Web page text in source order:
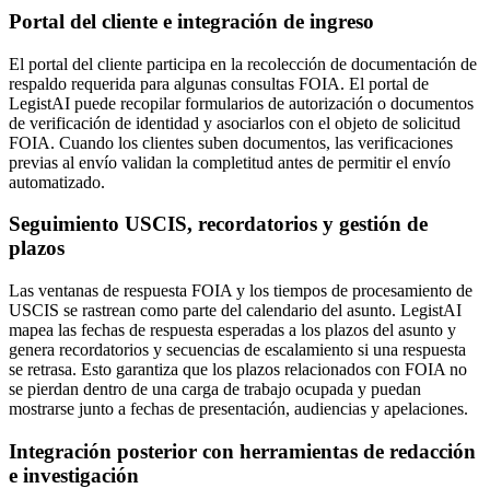
Portal del cliente e integración de ingreso
El portal del cliente participa en la recolección de documentación de
respaldo requerida para algunas consultas FOIA. El portal de
LegistAI puede recopilar formularios de autorización o documentos
de verificación de identidad y asociarlos con el objeto de solicitud
FOIA. Cuando los clientes suben documentos, las verificaciones
previas al envío validan la completitud antes de permitir el envío
automatizado.
Seguimiento USCIS, recordatorios y gestión de
plazos
Las ventanas de respuesta FOIA y los tiempos de procesamiento de
USCIS se rastrean como parte del calendario del asunto. LegistAI
mapea las fechas de respuesta esperadas a los plazos del asunto y
genera recordatorios y secuencias de escalamiento si una respuesta
se retrasa. Esto garantiza que los plazos relacionados con FOIA no
se pierdan dentro de una carga de trabajo ocupada y puedan
mostrarse junto a fechas de presentación, audiencias y apelaciones.
Integración posterior con herramientas de redacción
e investigación